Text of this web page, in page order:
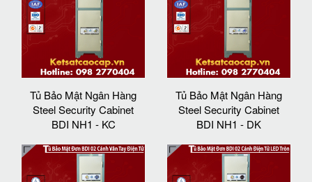
Tủ Bảo Mật Ngân Hàng
Steel Security Cabinet
BDI NH1 - KC
Tủ Bảo Mật Ngân Hàng
Steel Security Cabinet
BDI NH1 - DK